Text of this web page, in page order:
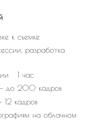
к съемке
разработка
1 час
до 200 кадров
кадров
на облачном